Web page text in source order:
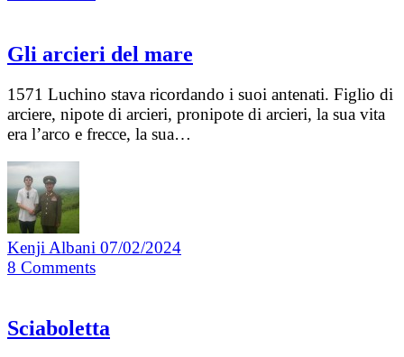
Gli arcieri del mare
1571 Luchino stava ricordando i suoi antenati. Figlio di
arciere, nipote di arcieri, pronipote di arcieri, la sua vita
era l’arco e frecce, la sua…
Kenji Albani 07/02/2024
8 Comments
Sciaboletta